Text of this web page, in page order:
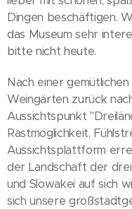
Dingen beschäftigen.
das Museum sehr
bitte nicht heute.
Nach einer
Weingärten zurück
Aussichtspunkt
Rastmöglichkeit,
Aussichtsplattform
der Landschaft der
und Slowakei auf sich
sich unsere